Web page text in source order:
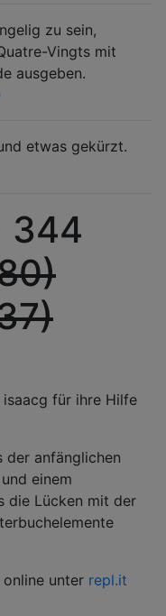
zu sein,
Vingts mit
ausgeben.
etwas gekürzt.
344
isaacg für ihre Hilfe
der anfänglichen
einem
die Lücken mit der
unter repl.it